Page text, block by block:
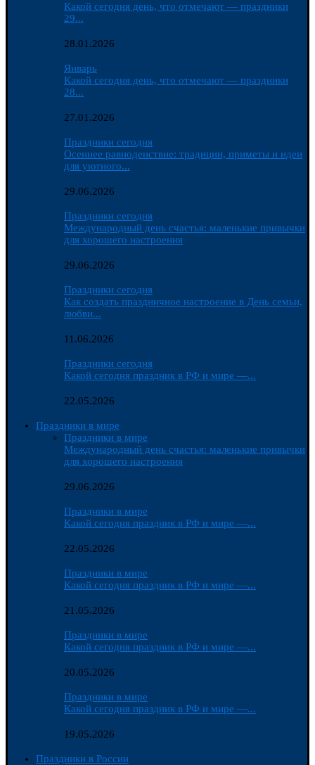
Какой сегодня день, что отмечают — праздники
29...
28.01.2026
Январь
Какой сегодня день, что отмечают — праздники
28...
27.01.2026
Праздники сегодня
Осеннее равноденствие: традиции, приметы и идеи
для уютного...
29.06.2026
Праздники сегодня
Международный день счастья: маленькие привычки
для хорошего настроения
29.06.2026
Праздники сегодня
Как создать праздничное настроение в День семьи,
любви...
11.06.2026
Праздники сегодня
Какой сегодня праздник в РФ и мире —...
22.05.2026
Праздники в мире
Праздники в мире
Международный день счастья: маленькие привычки
для хорошего настроения
29.06.2026
Праздники в мире
Какой сегодня праздник в РФ и мире —...
22.05.2026
Праздники в мире
Какой сегодня праздник в РФ и мире —...
21.05.2026
Праздники в мире
Какой сегодня праздник в РФ и мире —...
20.05.2026
Праздники в мире
Какой сегодня праздник в РФ и мире —...
19.05.2026
Праздники в России